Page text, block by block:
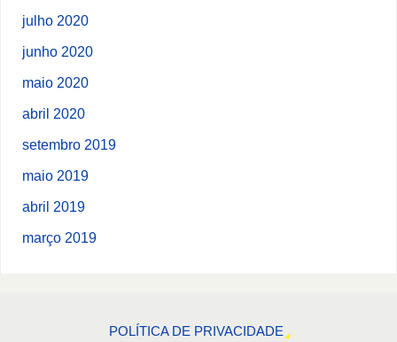
julho 2020
junho 2020
maio 2020
abril 2020
setembro 2019
maio 2019
abril 2019
março 2019
POLÍTICA DE PRIVACIDADE